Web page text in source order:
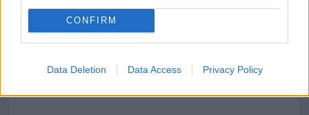
CONFIRM
Data Deletion Data Access Privacy Policy